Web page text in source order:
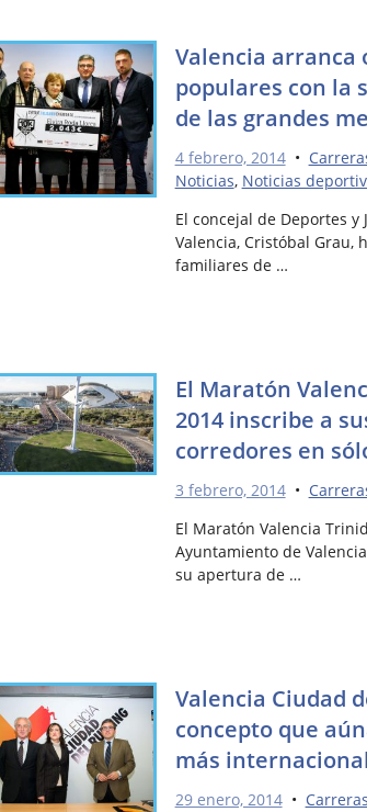
Valencia arranca
populares con la
de las grandes
4 febrero, 2014•
Noticias, Noticias
El concejal de Deportes
Valencia, Cristóbal Grau,
familiares de …
El Maratón
2014 inscribe a
corredores en
3 febrero, 2014•
El Maratón Valencia
Ayuntamiento de
su apertura de …
Valencia Ciudad
concepto que
más
29 enero, 2014•